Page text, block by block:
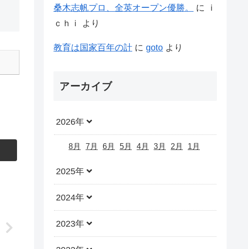
桑木志帆プロ、全英オープン優勝。 に
ｉ
ｃｈｉ
より
教育は国家百年の計 に goto より
アーカイブ
2026年
8月 7月 6月 5月 4月 3月 2月 1月
2025年
2024年
2023年